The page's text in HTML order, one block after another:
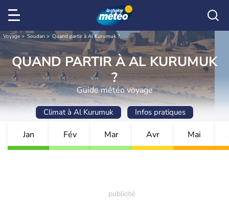
Voyage Soudan Quand partir à Al Kurumuk ?
QUAND PARTIR À AL KURUMUK
?
Guide météo voyage
Climat à Al Kurumuk Infos pratiques
Jan Fév Mar Avr Mai